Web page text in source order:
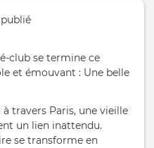
parc
club se termine ce
et émouvant : Une belle
travers Paris, une vieille
un lien inattendu.
se transforme en